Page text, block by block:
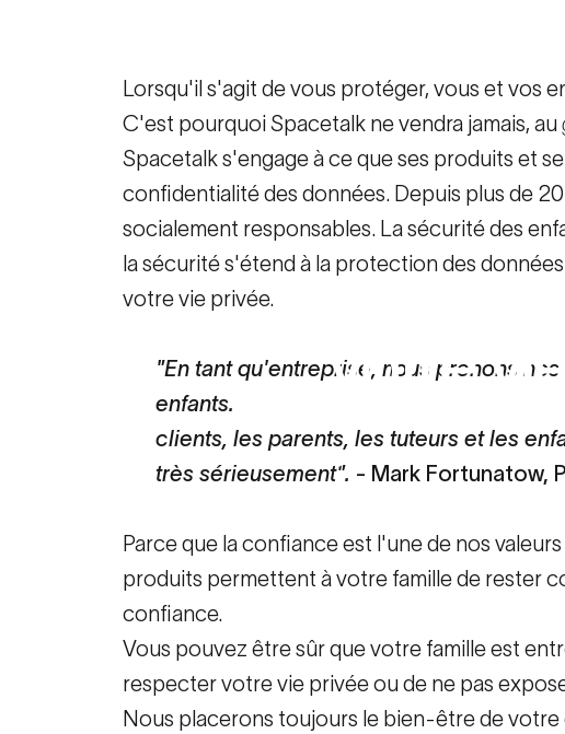
Votre
Lorsqu'il s'agit de vous protéger, vous et vos
C'est pourquoi Spacetalk ne vendra jamais, au
Spacetalk s'engage à ce que ses produits et
confidentialité des données. Depuis plus de
socialement responsables. La sécurité des
la sécurité s'étend à la protection des
votre vie privée.
"En tant qu'entreprise, nous prenons
enfants.
clients, les parents, les tuteurs et les
très sérieusement". - Mark Fortunatow,
Parce que la confiance est l'une de nos
produits permettent à votre famille de rester
confiance.
Vous pouvez être sûr que votre famille est
respecter votre vie privée ou de ne pas
Nous placerons toujours le bien-être de